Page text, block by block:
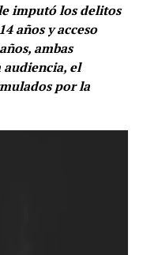
imputó los delitos
años y acceso
ambas
audiencia, el
por la